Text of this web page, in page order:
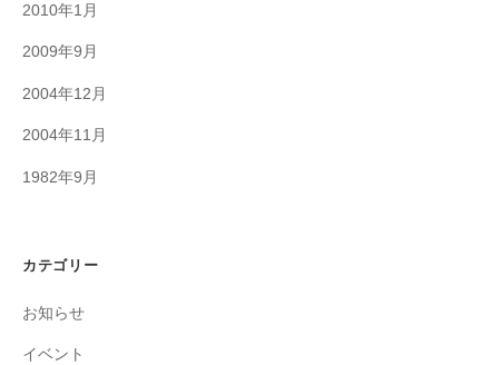
2010年1月
2009年9月
2004年12月
2004年11月
1982年9月
カテゴリー
お知らせ
イベント